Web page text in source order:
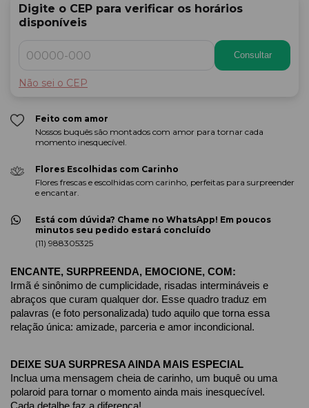
Digite o CEP para verificar os horários
disponíveis
Consultar
Não sei o CEP
Feito com amor
Nossos buquês são montados com amor para tornar cada
momento inesquecível.
Flores Escolhidas com Carinho
Flores frescas e escolhidas com carinho, perfeitas para surpreender
e encantar.
Está com dúvida? Chame no WhatsApp! Em poucos
minutos seu pedido estará concluído
(11) 988305325
ENCANTE, SURPREENDA, EMOCIONE, COM:
Irmã é sinônimo de cumplicidade, risadas intermináveis e
abraços que curam qualquer dor. Esse quadro traduz em
palavras (e foto personalizada) tudo aquilo que torna essa
relação única: amizade, parceria e amor incondicional.
DEIXE SUA SURPRESA AINDA MAIS ESPECIAL
Inclua uma mensagem cheia de carinho, um buquê ou uma
polaroid para tornar o momento ainda mais inesquecível.